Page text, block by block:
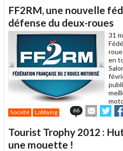
à
un
ami
FF2RM, une nouvelle
défense du deux-roues
31
en
Société Lobbying 66
Envoyer
cet
à
sur
Tourist Trophy 2012 :
une mouette !